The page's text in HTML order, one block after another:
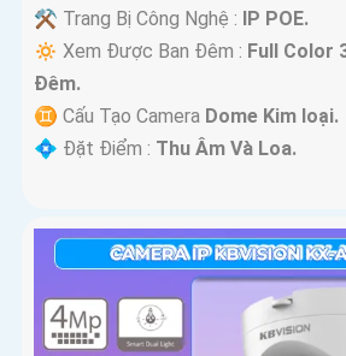
⚒ Trang Bị Công Nghệ : IP POE.
🔅 Xem Được Ban Đêm : Full Color
Ðêm.
♊ Cấu Tạo Camera Dome Kim loại.
️💠 Đặt Điểm : Thu Âm Và Loa.